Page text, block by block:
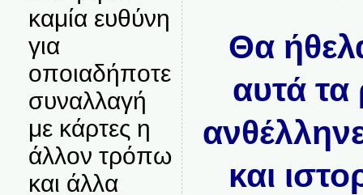
καμία ευθύνη
για
οποιαδήποτε
συναλλαγή
με κάρτες η
άλλον τρόπω
και άλλα
Θα
αυτά τα
και